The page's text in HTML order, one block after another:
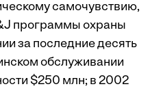
самочувствию,
программы охраны
за последние десять
обслуживании
$250 млн; в 2002